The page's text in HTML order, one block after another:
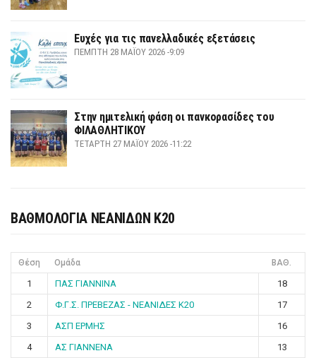
Ευχές για τις πανελλαδικές εξετάσεις
ΠΈΜΠΤΗ 28 ΜΑΪ́ΟΥ 2026 -9:09
Στην ημιτελική φάση οι πανκορασίδες του
ΦΙΛΑΘΛΗΤΙΚΟΥ
ΤΕΤΆΡΤΗ 27 ΜΑΪ́ΟΥ 2026 -11:22
ΒΑΘΜΟΛΟΓΙΑ ΝΕΑΝΙΔΩΝ Κ20
Θέση Ομάδα ΒΑΘ.
1 ΠΑΣ ΓΙΑΝΝΙΝΑ
18
2
Φ.Γ.Σ. ΠΡΕΒΕΖΑΣ - ΝΕΑΝΙΔΕΣ Κ20
17
3
ΑΣΠ ΕΡΜΗΣ
16
4
ΑΣ ΓΙΑΝΝΕΝΑ
13